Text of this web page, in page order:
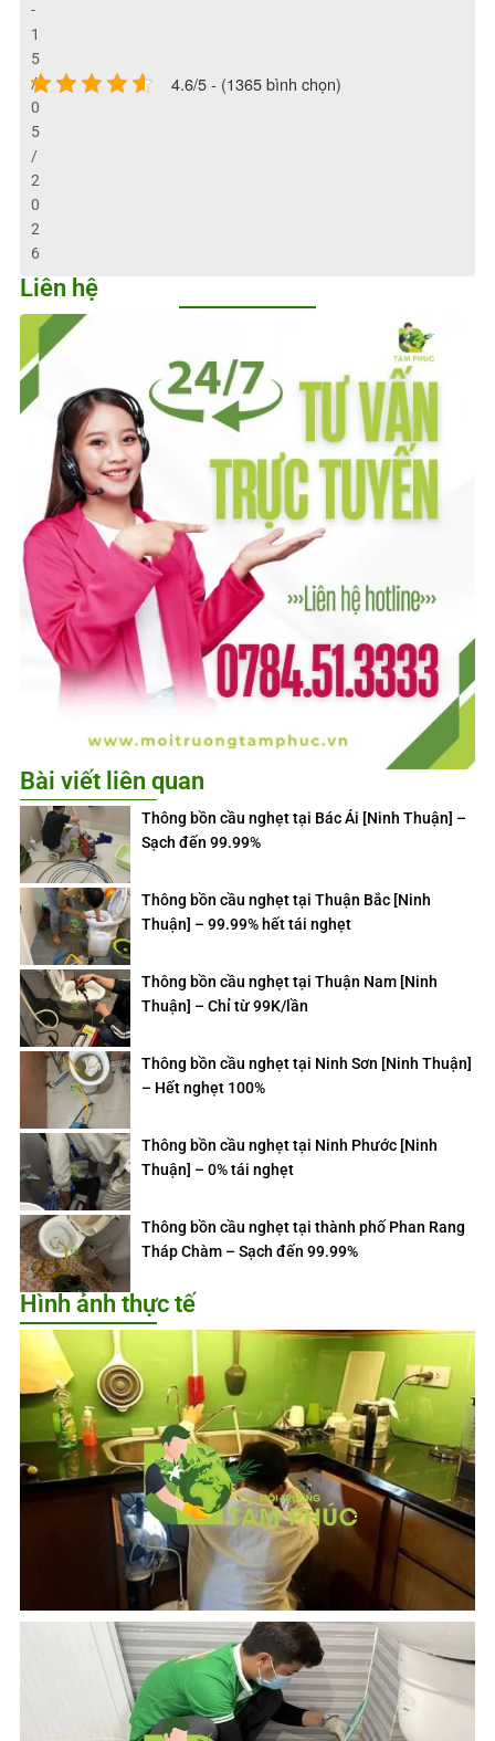
-
1
5
/
0
5
/
2
0
2
6
4.6/5 - (1365 bình chọn)
Liên hệ
Bài viết liên quan
Thông bồn cầu nghẹt tại Bác Ái [Ninh Thuận] –
Sạch đến 99.99%
Thông bồn cầu nghẹt tại Thuận Bắc [Ninh
Thuận] – 99.99% hết tái nghẹt
Thông bồn cầu nghẹt tại Thuận Nam [Ninh
Thuận] – Chỉ từ 99K/lần
Thông bồn cầu nghẹt tại Ninh Sơn [Ninh Thuận]
– Hết nghẹt 100%
Thông bồn cầu nghẹt tại Ninh Phước [Ninh
Thuận] – 0% tái nghẹt
Thông bồn cầu nghẹt tại thành phố Phan Rang
Tháp Chàm – Sạch đến 99.99%
Hình ảnh thực tế